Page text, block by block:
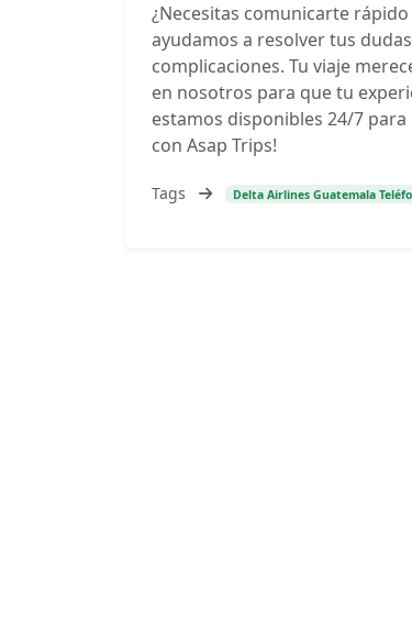
¿Necesitas comunicarte
ayudamos a resolver tus
complicaciones. Tu viaje
en nosotros para que tu
estamos disponibles 24/7
con Asap Trips!
Tags Delta Airlines Guatemala